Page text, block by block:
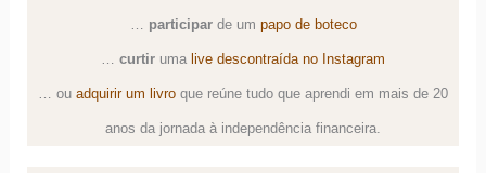
… participarde um papo de boteco
… curtir uma live descontraída no Instagram
… ou adquirir um livro que reúne tudo que aprendi em mais de 20
anos da jornada à independência financeira.